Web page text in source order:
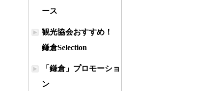
ース
観光協会おすすめ！
鎌倉Selection
「鎌倉」プロモーショ
ン